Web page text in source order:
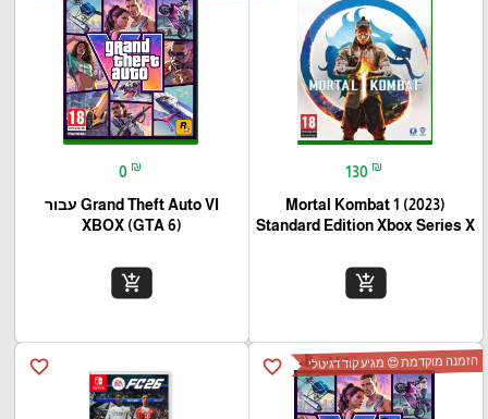
130 ₪
Mortal Kombat 1 (2023)
Standard Edition Xbox Series X
add_shopping_cart
0 ₪
Grand Theft Auto VI עבור
(XBOX (GTA 6
add_shopping_cart
favorite_border הזמנה מוקדמת 😍 מגיע קוד דגיטלי favorite_border